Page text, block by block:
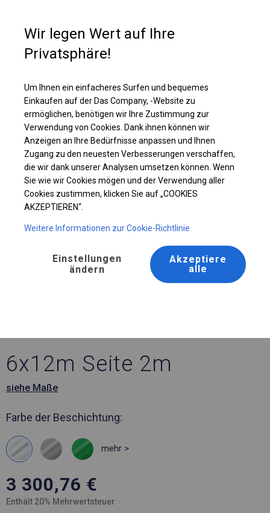
Ganzjähriges Industriezelt | 6x12 m
6x12m Seite 2m
siehe Maße
Farbe der Beschichtung:
mehr >
3 300,76 €
Enthält 20% Mehrwertsteuer
Wir legen Wert auf Ihre
Privatsphäre!
Um Ihnen ein einfacheres Surfen und bequemes
Einkaufen auf der Das Company, -Website zu
ermöglichen, benötigen wir Ihre Zustimmung zur
Verwendung von Cookies. Dank ihnen können wir
Anzeigen an Ihre Bedürfnisse anpassen und Ihnen
Zugang zu den neuesten Verbesserungen verschaffen,
die wir dank unserer Analysen umsetzen können. Wenn
Sie wie wir Cookies mögen und der Verwendung aller
Cookies zustimmen, klicken Sie auf „COOKIES
AKZEPTIEREN“.
Weitere Informationen zur Cookie-Richtlinie
Einstellungen
ändern
Akzeptiere
alle